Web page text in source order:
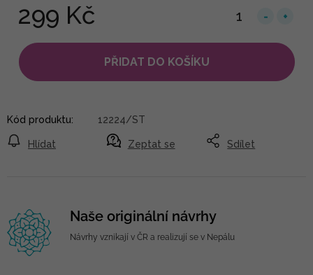
299 Kč
PŘIDAT DO KOŠÍKU
Zeptat se
Hlídat Sdílet
Kód produktu: 12224/ST
Naše originální návrhy
Návrhy vznikají v ČR a realizují se v Nepálu